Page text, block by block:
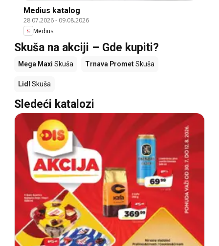
Medius katalog
28.07.2026- 09.08.2026
Medius
Skuša na akciji – Gde kupiti?
Mega Maxi Skuša Trnava PrometSkuša
Lidl Skuša
Sledeći katalozi